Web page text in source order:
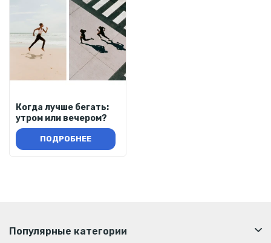
Когда лучше бегать:
утром или вечером?
ПОДРОБНЕЕ
Популярные категории